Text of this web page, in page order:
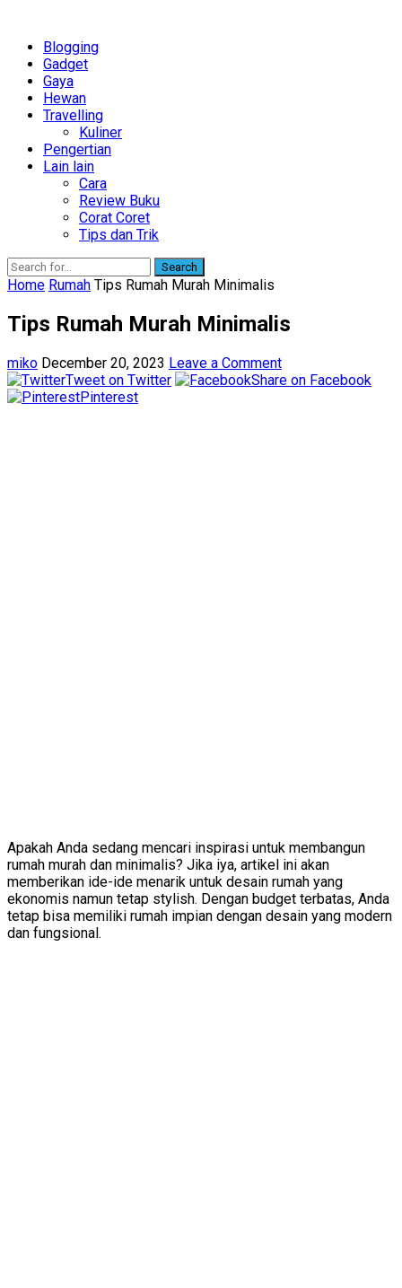
Blogging
Gadget
Gaya
Hewan
Travelling
Kuliner
Pengertian
Lain lain
Cara
Review Buku
Corat Coret
Tips dan Trik
Search
Home Rumah Tips Rumah Murah Minimalis
Tips Rumah Murah Minimalis
miko December 20, 2023 Leave a Comment
Tweet on Twitter
Share on Facebook
Pinterest
Apakah Anda sedang mencari inspirasi untuk membangun
rumah murah dan minimalis? Jika iya, artikel ini akan
memberikan ide-ide menarik untuk desain rumah yang
ekonomis namun tetap stylish. Dengan budget terbatas, Anda
tetap bisa memiliki rumah impian dengan desain yang modern
dan fungsional.